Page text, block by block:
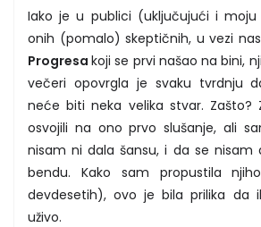
Iako je u publici (uključujući i
onih (pomalo) skeptičnih, u vezi
Progresakoji se prvi našao na bini,
večeri opovrgla je svaku tvrdnju
neće biti neka velika stvar.
osvojili na ono prvo slušanje, ali
nisam ni dala šansu, i da se nisam
bendu. Kako sam propustila
devdesetih), ovo je bila prilika da
uživo.